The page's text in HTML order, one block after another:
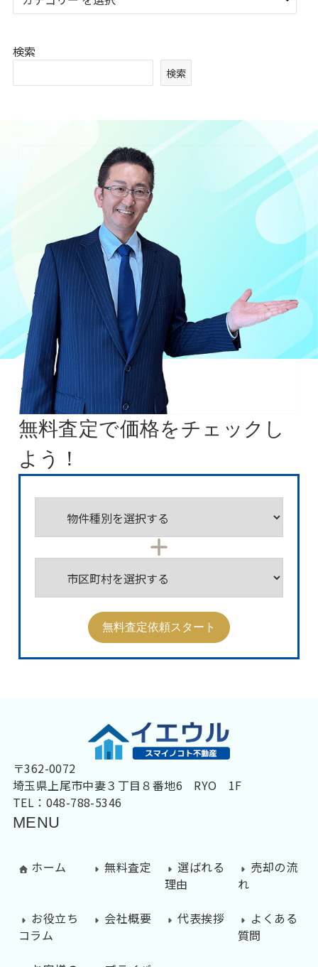
検索
検索
無料査定で価格をチェックし
よう！
無料査定依頼スタート
〒362-0072
埼玉県上尾市中妻３丁目８番地6 RYO 1F
TEL：048-788-5346
MENU
ホーム 無料査定
選ばれる
理由
売却の流
れ
お役立ち
コラム
会社概要 代表挨拶
よくある
質問